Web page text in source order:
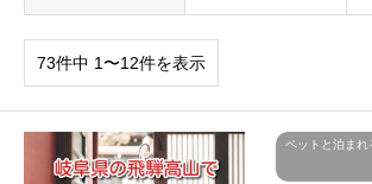
73件中 1〜12件を表示
ペットと泊まれ